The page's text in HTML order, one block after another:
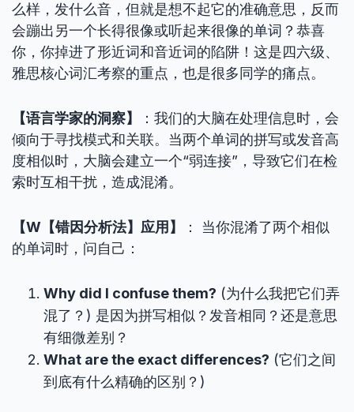
么样，发什么音，但就是想不起它的准确意思，反而
会蹦出另一个长得很像或听起来很像的单词？恭喜
你，你掉进了形近词和音近词的陷阱！这是四六级、
雅思核心词汇考察的重点，也是很多同学的痛点。
【语言学家的洞察】
：我们的大脑在处理信息时，会
倾向于寻找模式和关联。当两个单词的拼写或发音高
度相似时，大脑会建立一个“弱连接”，导致它们在检
索时互相干扰，造成混淆。
【W【错因分析法】应用】
： 当你混淆了两个相似
的单词时，问自己：
Why did I confuse them? (为什么我把它们弄
混了？) 是因为拼写相似？发音相同？还是意思
有细微差别？
What are the exact differences? (它们之间
到底有什么精确的区别？)